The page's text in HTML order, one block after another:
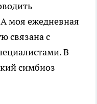
моя ежедневная
связана с
В
симбиоз